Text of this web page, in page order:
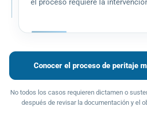
Conocer el proceso de peritaje
No todos los casos requieren dictamen o
después de revisar la documentación y el